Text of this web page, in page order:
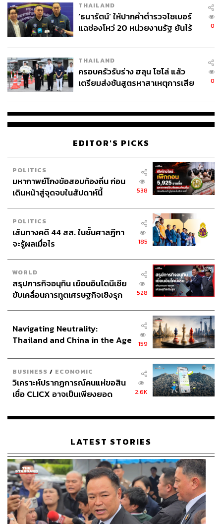
จ่ายหนี้-แอบระบุแบรนด์
THAILAND
‘ธนารัตน์’ ให้ปากคำตำรวจไซเบอร์
แฉช่องโหว่ 20 หน่วยงานรัฐ ยันไร้
0
THAILAND
ครอบครัวรับร่าง ฮลุน โซโล่ แล้ว
เตรียมส่งชันสูตรหาสาเหตุการเสีย
0
EDITOR'S PICKS
POLITICS
มหากาพย์โกงข้อสอบท้องถิ่น ก่อน
เดินหน้าสู่จุดจบในสัปดาห์นี้
538
POLITICS
เส้นทางคดี 44 สส. ในชั้นศาลฎีกา
จะรู้ผลเมื่อไร
185
WORLD
สรุปภารกิจอนุทิน เยือนอินโดนีเซีย
ขับเคลื่อนการทูตเศรษฐกิจเชิงรุก
528
Navigating Neutrality:
Thailand and China in the Age
159
BUSINESS / ECONOMIC
วิเคราะห์ปรากฏการณ์คนแห่ขอสิน
เชื่อ CLICX อาจเป็นเพียงยอด
เรือนไทยที่ถูกซุกไว้
2.6K
LATEST STORIES